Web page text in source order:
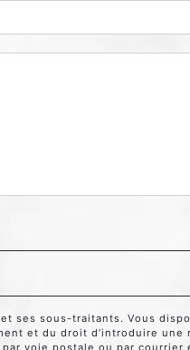
ses sous-traitants. Vous
et du droit d’introduire une
voie postale ou par courrier